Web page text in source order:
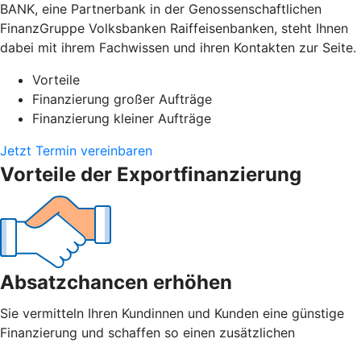
BANK, eine Partnerbank in der Genossenschaftlichen
FinanzGruppe Volksbanken Raiffeisenbanken, steht Ihnen
dabei mit ihrem Fachwissen und ihren Kontakten zur Seite.
Vorteile
Finanzierung großer Aufträge
Finanzierung kleiner Aufträge
Jetzt Termin vereinbaren
Vorteile der Exportfinanzierung
Absatzchancen erhöhen
Sie vermitteln Ihren Kundinnen und Kunden eine günstige
Finanzierung und schaffen so einen zusätzlichen